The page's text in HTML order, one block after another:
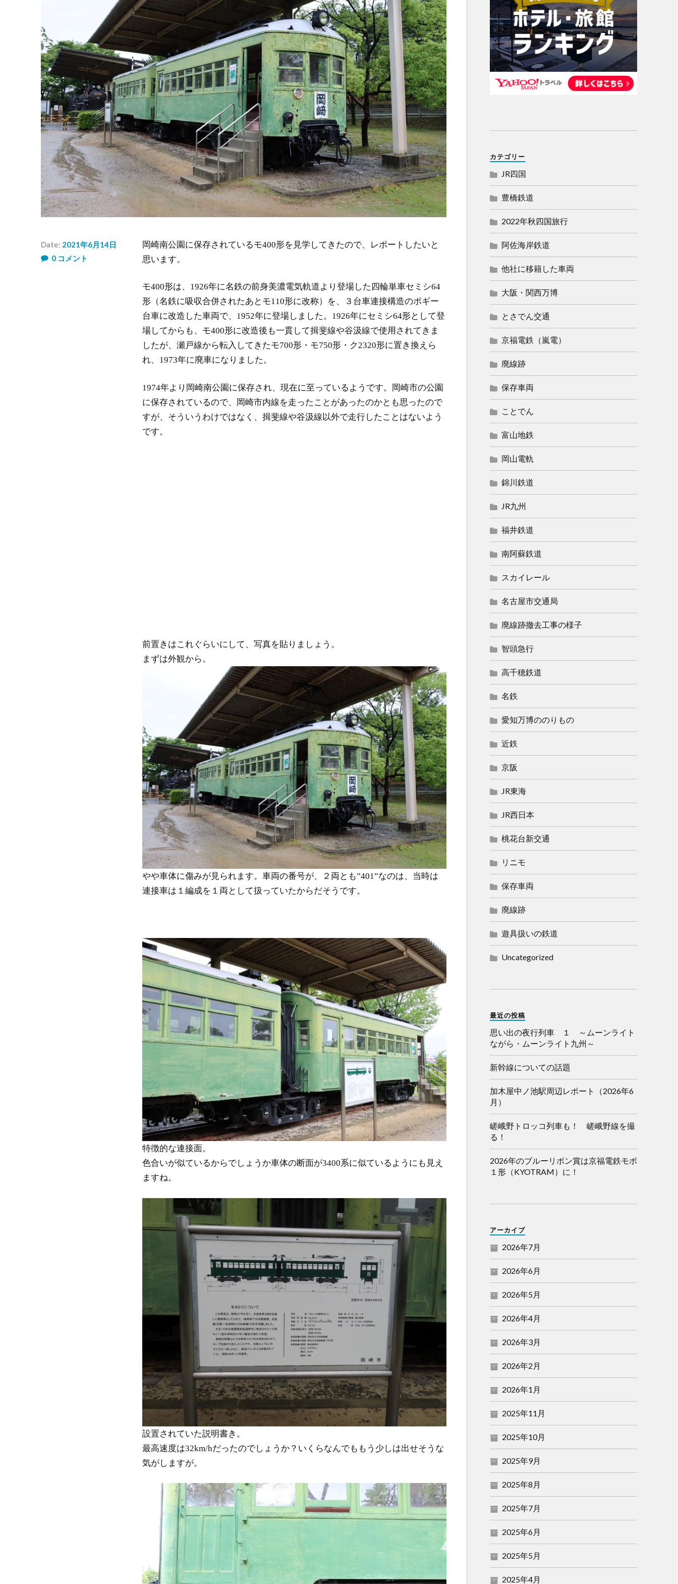
Date: 2021年6月14日
Author:
0コメント
岡崎南公園に保存されているモ400形を見学してきたので、レポートしたいと
思います。
モ400形は、1926年に名鉄の前身美濃電気軌道より登場した四輪単車セミシ64
形（名鉄に吸収合併されたあとモ110形に改称）を、３台車連接構造のボギー
台車に改造した車両で、1952年に登場しました。1926年にセミシ64形として登
場してからも、モ400形に改造後も一貫して揖斐線や谷汲線で使用されてきま
したが、瀬戸線から転入してきたモ700形・モ750形・ク2320形に置き換えら
れ、1973年に廃車になりました。
1974年より岡崎南公園に保存され、現在に至っているようです。岡崎市の公園
に保存されているので、岡崎市内線を走ったことがあったのかとも思ったので
すが、そういうわけではなく、揖斐線や谷汲線以外で走行したことはないよう
です。
前置きはこれぐらいにして、写真を貼りましょう。
まずは外観から。
やや車体に傷みが見られます。車両の番号が、２両とも”401”なのは、当時は
連接車は１編成を１両として扱っていたからだそうです。
特徴的な連接面。
色合いが似ているからでしょうか車体の断面が3400系に似ているようにも見え
ますね。
設置されていた説明書き。
最高速度は32km/hだったのでしょうか？いくらなんでももう少しは出せそうな
気がしますが。
カテゴリー
JR四国
豊橋鉄道
2022年秋四国旅行
阿佐海岸鉄道
他社に移籍した車両
大阪・関西万博
とさでん交通
京福電鉄（嵐電）
廃線跡
保存車両
ことでん
富山地鉄
岡山電軌
錦川鉄道
JR九州
福井鉄道
南阿蘇鉄道
スカイレール
名古屋市交通局
廃線跡撤去工事の様子
智頭急行
高千穂鉄道
名鉄
愛知万博ののりもの
近鉄
京阪
JR東海
JR西日本
桃花台新交通
リニモ
保存車両
廃線跡
遊具扱いの鉄道
Uncategorized
最近の投稿
思い出の夜行列車 １ ～ムーンライト
ながら・ムーンライト九州～
新幹線についての話題
加木屋中ノ池駅周辺レポート（2026年6
月）
嵯峨野トロッコ列車も！ 嵯峨野線を撮
る！
2026年のブルーリボン賞は京福電鉄モボ
１形（KYOTRAM）に！
アーカイブ
2026年7月
2026年6月
2026年5月
2026年4月
2026年3月
2026年2月
2026年1月
2025年11月
2025年10月
2025年9月
2025年8月
2025年7月
2025年6月
2025年5月
2025年4月